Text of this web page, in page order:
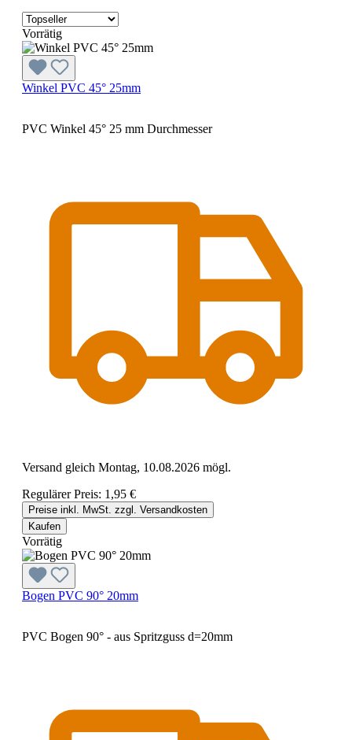
Vorrätig
Winkel PVC 45° 25mm
PVC Winkel 45° 25 mm Durchmesser
Versand gleich Montag, 10.08.2026 mögl.
Regulärer Preis: 1,95 €
Preise inkl. MwSt. zzgl. Versandkosten
Kaufen
Vorrätig
Bogen PVC 90° 20mm
PVC Bogen 90° - aus Spritzguss d=20mm